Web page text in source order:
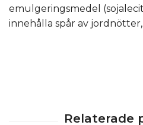
emulgeringsmedel
innehålla spår av